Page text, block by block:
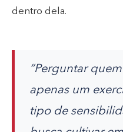
dentro dela.
“Perguntar
apenas um
tipo de